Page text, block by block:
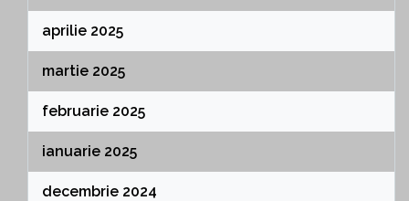
aprilie 2025
martie 2025
februarie 2025
ianuarie 2025
decembrie 2024